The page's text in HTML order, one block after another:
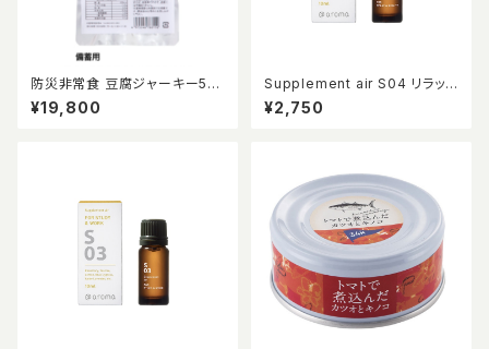
防災非常食 豆腐ジャーキー50
個入り/5年常温保存可能
¥19,800
Supplement air S04 リラック
ス&ビューティー 10ml
¥2,750